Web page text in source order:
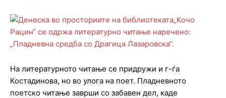
На литературното читање се придружи и г-ѓа
Костадинова, но во улога на поет. Пладневното
поетско читање заврши со забавен дел, каде